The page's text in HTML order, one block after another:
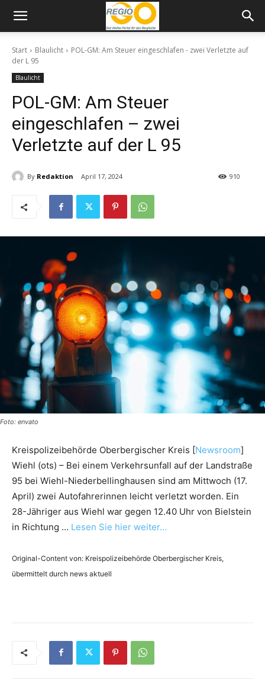
Start Blaulicht
POL-GM: Am Steuer eingeschlafen - zwei Verletzte auf
der L 95
Blaulicht
POL-GM: Am Steuer
eingeschlafen – zwei
Verletzte auf der L 95
By Redaktion April 17, 2024 910
Foto: envato
Kreispolizeibehörde Oberbergischer Kreis [Newsroom]
Wiehl (ots) – Bei einem Verkehrsunfall auf der Landstraße
95 bei Wiehl-Niederbellinghausen sind am Mittwoch (17.
April) zwei Autofahrerinnen leicht verletzt worden. Ein
28-Jähriger aus Wiehl war gegen 12.40 Uhr von Bielstein
in Richtung … Lesen Sie hier weiter…
Original-Content von: Kreispolizeibehörde Oberbergischer Kreis,
übermittelt durch news aktuell